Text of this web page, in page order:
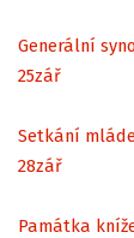
Generální
25zář
Setkání
28zář
Památka